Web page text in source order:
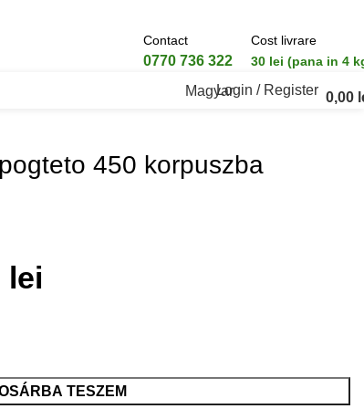
Contact
0770 736 322
Cost livrare
30 lei (pana in 4
MagyarLogin / Register 0,00
450 korpuszba
lei
TESZEM